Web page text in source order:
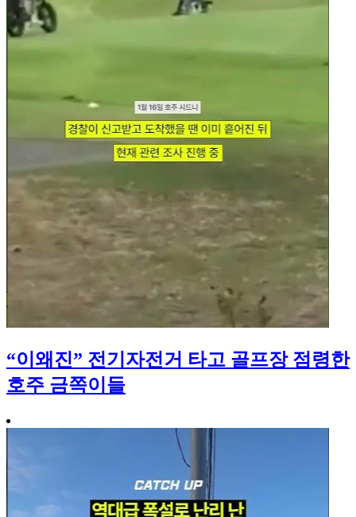
“이왜진” 전기자전거 타고 골프장 점령한
호주 금쪽이들